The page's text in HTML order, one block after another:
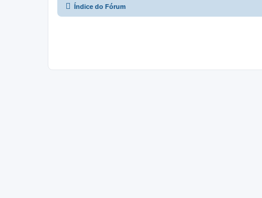
Índice do Fórum